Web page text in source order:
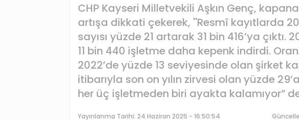
CHP Kayseri Milletvekili Aşkın Genç,
artışa dikkati çekerek, ''Resmî kayıtlarda
sayısı yüzde 21 artarak 31 bin 416’ya çıktı.
11 bin 440 işletme daha kepenk indirdi.
2022’de yüzde 13 seviyesinde olan şirket
itibarıyla son on yılın zirvesi olan yüzde
her üç işletmeden biri ayakta kalamıyor”
Yayınlanma Tarihi: 24 Haziran 2025 - 16:50:54